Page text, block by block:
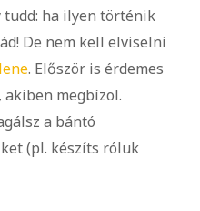
tudd: ha ilyen történik
De nem kell elviselni
. Először is érdemes
megbízol.
a bántó
(pl. készíts róluk